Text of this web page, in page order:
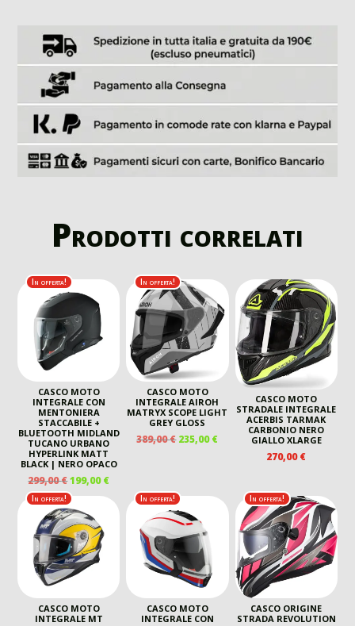
Prodotti correlati
In offerta!
CASCO MOTO
INTEGRALE CON
MENTONIERA
STACCABILE +
BLUETOOTH MIDLAND
TUCANO URBANO
HYPERLINK MATT
BLACK | NERO OPACO
299,00€IL
PREZZO
ORIGINALE
ERA:
299,00 €.
199,00€IL
PREZZO
ATTUALE
199,00 €.
In offerta!
CASCO MOTO
INTEGRALE AIROH
MATRYX SCOPE LIGHT
GREY GLOSS
389,00€ IL
389,00 €.
235,00€IL
235,00 €.
CASCO MOTO
STRADALE INTEGRALE
ACERBIS TARMAK
CARBONIO NERO
GIALLO XLARGE
270,00€
In offerta!
CASCO MOTO
INTEGRALE MT
In offerta!
CASCO MOTO
INTEGRALE CON
In offerta!
CASCO ORIGINE
STRADA REVOLUTION